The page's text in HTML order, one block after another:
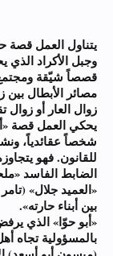
يتناول العمل
وجبل الأكراد الذي
قصصاً شيّقة ومجتمع
مصائر الأبطال بين
زوال العار أو
يحكي العمل قصة
شخصاً عقائدياً،
للقانون. فهو
الضابط الفاسد
«العميد جلال»
بين أبناء حارته».
«أبو حوّا» الذي
بالمسؤولية تجاه